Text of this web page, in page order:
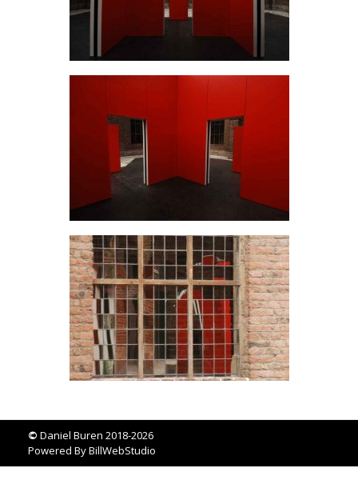
© Daniel Buren 2018-2026
Powered ByBillWebStudio